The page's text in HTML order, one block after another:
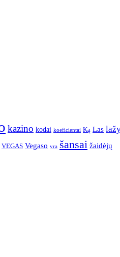
kazino kodai koeficientai Ką Las
VEGAS Vegaso yra šansai žaidėjų